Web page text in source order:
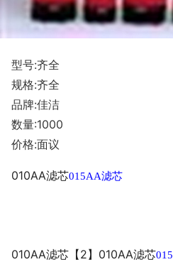
型号:齐全
规格:齐全
品牌:佳洁
数量:1000
价格:面议
010AA滤芯015AA滤芯
010AA滤芯【2】010AA滤芯